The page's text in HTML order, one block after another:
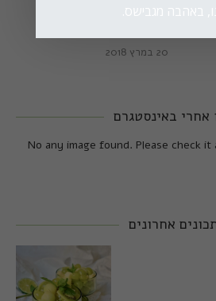
קציצות כרישה טבעוניות
מושלמות
20 במרץ 2018
אחרי באינסטגרם
No any image found. Please check
אחרונים
באהבה מגבישס.